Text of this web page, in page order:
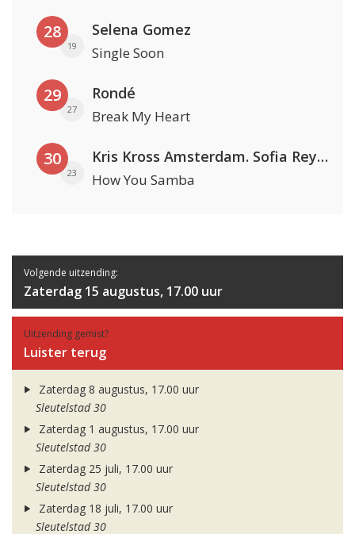
28
19
Selena Gomez
Single Soon
29
27
Rondé
Break My Heart
30
23
Kris Kross Amsterdam. Sofia Reyes & Tinie Tempah
How You Samba
Volgende uitzending:
Zaterdag 15 augustus, 17.00 uur
Uitzending gemist?
Luister terug
Zaterdag 8 augustus, 17.00 uur
Sleutelstad 30
Zaterdag 1 augustus, 17.00 uur
Sleutelstad 30
Zaterdag 25 juli, 17.00 uur
Sleutelstad 30
Zaterdag 18 juli, 17.00 uur
Sleutelstad 30